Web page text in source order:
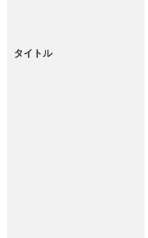
タイトル